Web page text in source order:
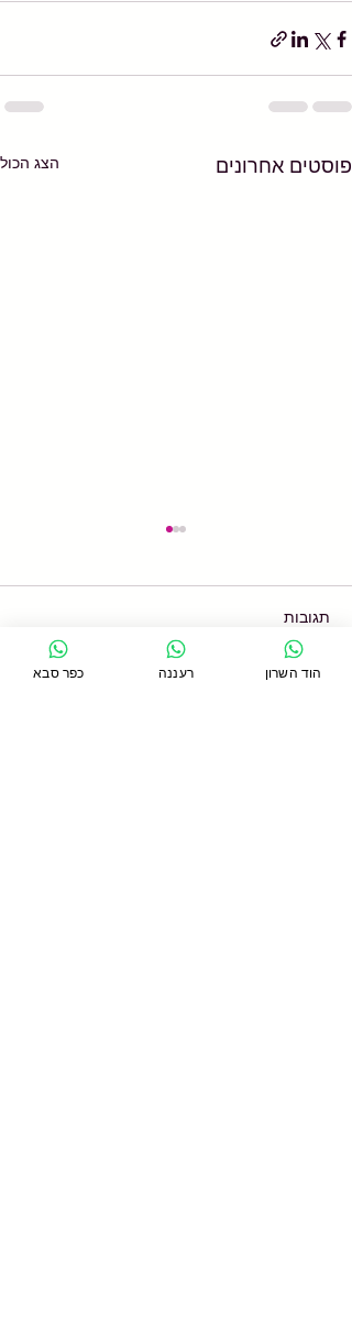
פוסטים אחרונים הצג הכול
תגובות
כפר סבא רעננה הוד השרון